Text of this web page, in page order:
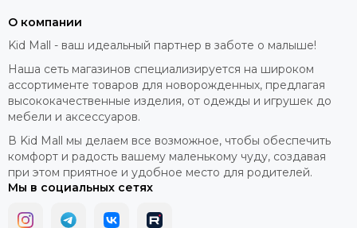
О компании
Kid Mall - ваш идеальный партнер в заботе о малыше!
Наша сеть магазинов специализируется на широком
ассортименте товаров для новорожденных, предлагая
высококачественные изделия, от одежды и игрушек до
мебели и аксессуаров.
В Kid Mall мы делаем все возможное, чтобы обеспечить
комфорт и радость вашему маленькому чуду, создавая
при этом приятное и удобное место для родителей.
Мы в социальных сетях